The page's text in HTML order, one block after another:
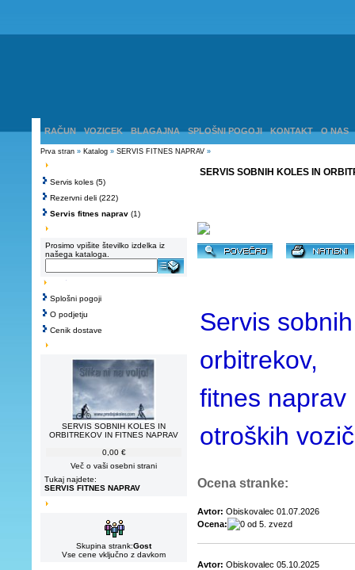
RAČUN VOZICEK BLAGAJNA SPLOŠNI POGOJI KONTAKT O NAS
Prva stran » Katalog » SERVIS FITNES NAPRAV »
Servis koles (5)
Rezervni deli (222)
Servis fitnes naprav (1)
Prosimo vpišite številko izdelka iz
našega kataloga.
Splošni pogoji
O podjetju
Cenik dostave
SERVIS SOBNIH KOLES IN
ORBITREKOV IN FITNES NAPRAV
0,00 €
Več o vaši osebni strani
Tukaj najdete:
SERVIS FITNES NAPRAV
Skupina strank:Gost
Vse cene vključno z davkom
SERVIS SOBNIH KOLES IN
Servis
orbitrekov,
fitnes naprav
otroških
Ocena stranke:
Avtor: Obiskovalec 01.07.2026
Ocena:
Avtor: Obiskovalec 05.10.2025